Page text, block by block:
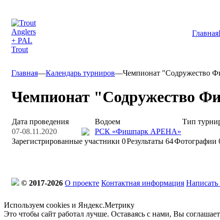
Главная
Главная—Календарь турниров—Чемпионат "Содружество
Чемпионат "Содружество
Дата проведения Водоем
Тип
07-08.11.2020
РСК «Фишпарк АРЕНА»
Зарегистрированные участники 0Результаты 64Фотографии
© 2017-2026 О проекте Контактная информация
Используем cookies и Яндекс.Метрику
Это чтобы сайт работал лучше. Оставаясь с нами, Вы